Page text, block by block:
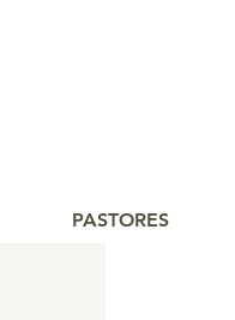
PASTORES